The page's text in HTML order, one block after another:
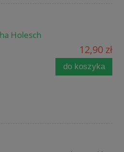
Holesch
12,90 zł
do koszyka